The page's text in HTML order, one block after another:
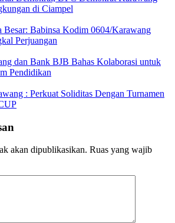
di Ciampel
Babinsa Kodim 0604/Karawang
Perjuangan
dan Bank BJB Bahas Kolaborasi untuk
Pendidikan
: Perkuat Soliditas Dengan Turnamen
akan dipublikasikan. Ruas yang wajib